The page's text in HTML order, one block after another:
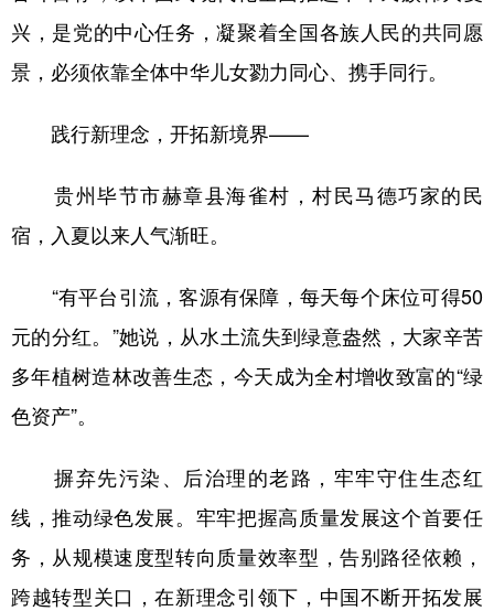
兴，是党的中心任务，凝聚着全国各族人民的共同愿
景，必须依靠全体中华儿女勠力同心、携手同行。
践行新理念，开拓新境界——
贵州毕节市赫章县海雀村，村民马德巧家的民
宿，入夏以来人气渐旺。
“有平台引流，客源有保障，每天每个床位可得50
元的分红。”她说，从水土流失到绿意盎然，大家辛苦
多年植树造林改善生态，今天成为全村增收致富的“绿
色资产”。
摒弃先污染、后治理的老路，牢牢守住生态红
线，推动绿色发展。牢牢把握高质量发展这个首要任
务，从规模速度型转向质量效率型，告别路径依赖，
跨越转型关口，在新理念引领下，中国不断开拓发展